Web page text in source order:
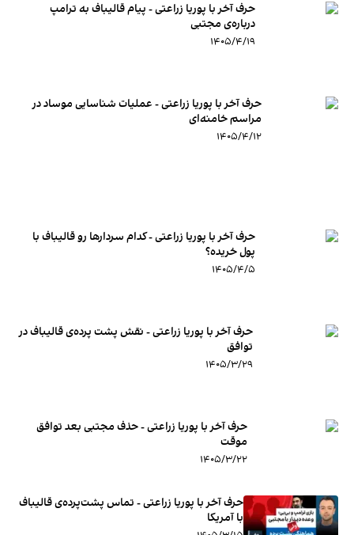
حرف آخر با پوریا زراعتی - پیام قالیباف به ترامپ
درباره‌ی مجتبی
۱۴۰۵/۴/۱۹
حرف آخر با پوریا زراعتی - عملیات شناسایی موساد در
مراسم خامنه‌ای
۱۴۰۵/۴/۱۲
حرف آخر با پوریا زراعتی - کدام سردارها رو قالیباف با
پول خریده؟
۱۴۰۵/۴/۵
حرف آخر با پوریا زراعتی - نقش پشت پرده‌ی قالیباف در
توافق
۱۴۰۵/۳/۲۹
حرف آخر با پوریا زراعتی - حذف مجتبی بعد توافق
موقت
۱۴۰۵/۳/۲۲
حرف آخر با پوریا زراعتی - تماس پشت‌پرده‌ی قالیباف
با آمریکا